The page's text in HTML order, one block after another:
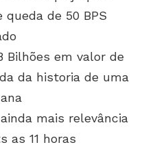
queda de 50 BPS
Bilhões em valor de
da historia de uma
mais relevância
as 11 horas